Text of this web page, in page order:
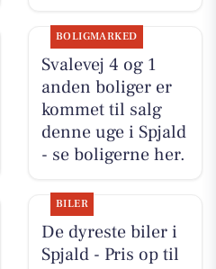
BOLIGMARKED
Svalevej 4 og 1
anden boliger er
kommet til salg
denne uge i Spjald
- se boligerne her.
BILER
De dyreste biler i
Spjald - Pris op til